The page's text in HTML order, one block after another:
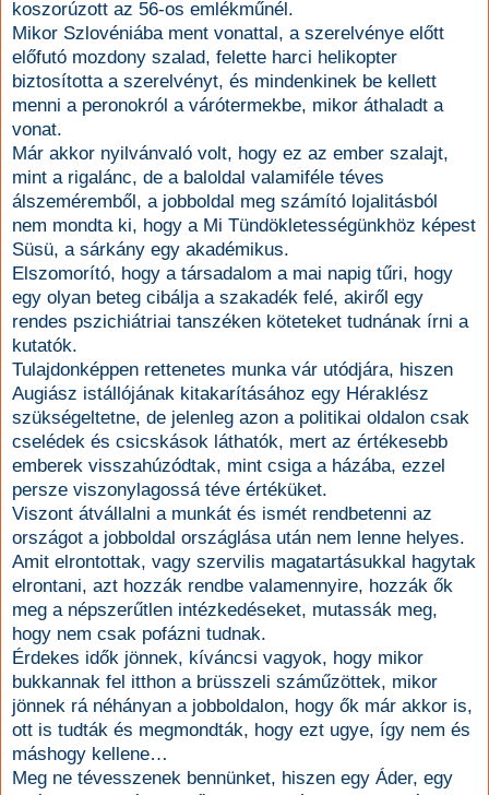
koszorúzott az 56-os emlékműnél.
Mikor Szlovéniába ment vonattal, a szerelvénye előtt
előfutó mozdony szalad, felette harci helikopter
biztosította a szerelvényt, és mindenkinek be kellett
menni a peronokról a várótermekbe, mikor áthaladt a
vonat.
Már akkor nyilvánvaló volt, hogy ez az ember szalajt,
mint a rigalánc, de a baloldal valamiféle téves
álszeméremből, a jobboldal meg számító lojalitásból
nem mondta ki, hogy a Mi Tündökletességünkhöz képest
Süsü, a sárkány egy akadémikus.
Elszomorító, hogy a társadalom a mai napig tűri, hogy
egy olyan beteg cibálja a szakadék felé, akiről egy
rendes pszichiátriai tanszéken köteteket tudnának írni a
kutatók.
Tulajdonképpen rettenetes munka vár utódjára, hiszen
Augiász istállójának kitakarításához egy Héraklész
szükségeltetne, de jelenleg azon a politikai oldalon csak
cselédek és csicskások láthatók, mert az értékesebb
emberek visszahúzódtak, mint csiga a házába, ezzel
persze viszonylagossá téve értéküket.
Viszont átvállalni a munkát és ismét rendbetenni az
országot a jobboldal országlása után nem lenne helyes.
Amit elrontottak, vagy szervilis magatartásukkal hagytak
elrontani, azt hozzák rendbe valamennyire, hozzák ők
meg a népszerűtlen intézkedéseket, mutassák meg,
hogy nem csak pofázni tudnak.
Érdekes idők jönnek, kíváncsi vagyok, hogy mikor
bukkannak fel itthon a brüsszeli száműzöttek, mikor
jönnek rá néhányan a jobboldalon, hogy ők már akkor is,
ott is tudták és megmondták, hogy ezt ugye, így nem és
máshogy kellene…
Meg ne tévesszenek bennünket, hiszen egy Áder, egy